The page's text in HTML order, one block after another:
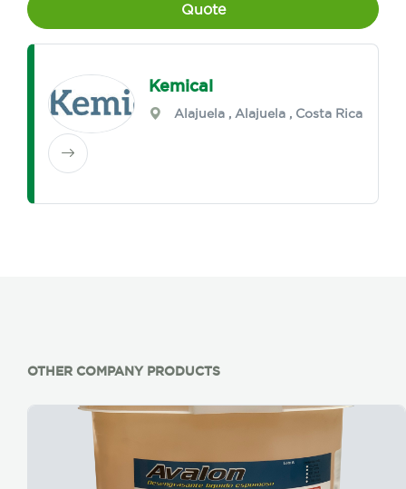
Quote
Kemical
Alajuela ,Alajuela , Costa Rica
OTHER COMPANY PRODUCTS